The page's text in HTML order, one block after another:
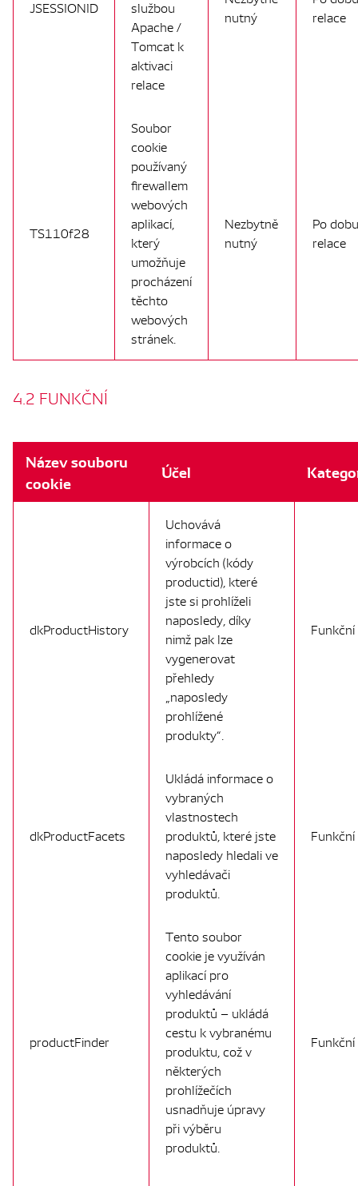
JSESSIONID
službou
Apache /
Tomcat k
aktivaci
relace
nutný
relace
TS110f28
Soubor
cookie
používaný
firewallem
webových
aplikací,
který
umožňuje
procházení
těchto
webových
stránek.
Nezbytně
nutný
Po dobu
relace
4.2 FUNKČNÍ
Název souboru
cookie
Účel
dkProductHistory
Uchovává
informace o
výrobcích (kódy
productid), které
jste si prohlíželi
naposledy, díky
nimž pak lze
vygenerovat
přehledy
„naposledy
prohlížené
produkty“.
Funkční
dkProductFacets
Ukládá informace o
vybraných
vlastnostech
produktů, které jste
naposledy hledali ve
vyhledávači
produktů.
Funkční
productFinder
Tento soubor
cookie je využíván
aplikací pro
vyhledávání
produktů – ukládá
cestu k vybranému
produktu, což v
některých
prohlížečích
usnadňuje úpravy
při výběru
produktů.
Funkční